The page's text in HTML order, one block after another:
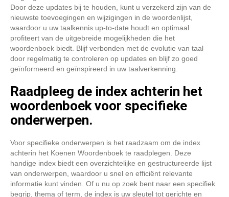
Door deze updates bij te houden, kunt u verzekerd zijn van de
nieuwste toevoegingen en wijzigingen in de woordenlijst,
waardoor u uw taalkennis up-to-date houdt en optimaal
profiteert van de uitgebreide mogelijkheden die het
woordenboek biedt. Blijf verbonden met de evolutie van taal
door regelmatig te controleren op updates en blijf zo goed
geïnformeerd en geïnspireerd in uw taalverkenning.
Raadpleeg de index achterin het
woordenboek voor specifieke
onderwerpen.
Voor specifieke onderwerpen is het raadzaam om de index
achterin het Koenen Woordenboek te raadplegen. Deze
handige index biedt een overzichtelijke en gestructureerde lijst
van onderwerpen, waardoor u snel en efficiënt relevante
informatie kunt vinden. Of u nu op zoek bent naar een specifiek
begrip, thema of term, de index is uw sleutel tot gerichte en